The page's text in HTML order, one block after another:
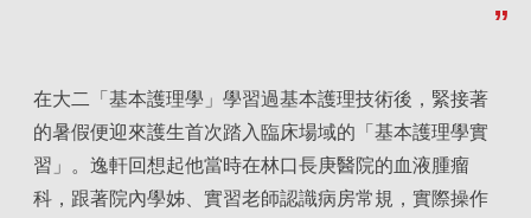
在大二「基本護理學」學習過基本護理技術後，緊接著
的暑假便迎來護生首次踏入臨床場域的「基本護理學實
習」。逸軒回想起他當時在林口長庚醫院的血液腫瘤
科，跟著院內學姊、實習老師認識病房常規，實際操作